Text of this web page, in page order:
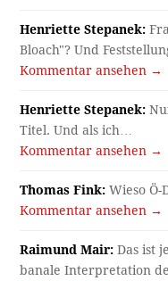
Henriette Stepanek:
Bloach"? Und
Kommentar ansehen →
Henriette Stepanek:
Titel. Und als ich…
Kommentar ansehen →
Thomas Fink: Wieso Ö-
Kommentar ansehen →
Raimund Mair: Das ist
banale Interpretation